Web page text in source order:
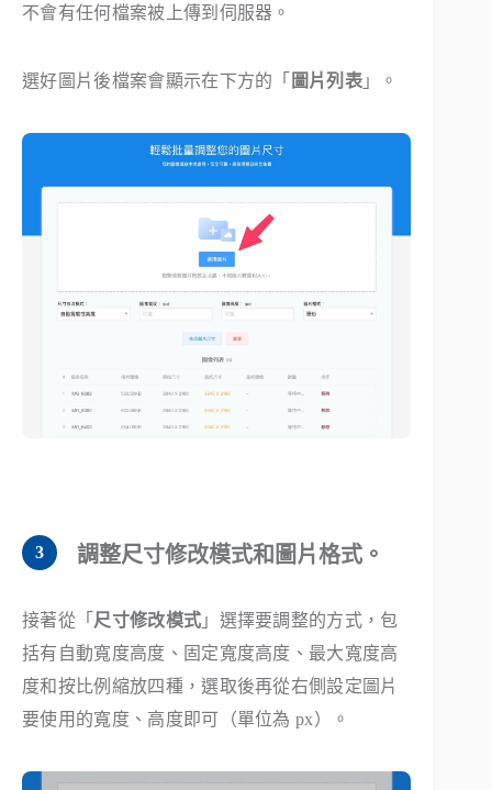
不會有任何檔案被上傳到伺服器。
選好圖片後檔案會顯示在下方的「 圖片列表 」。
調整尺寸修改模式和圖片格式。
接著從「 尺寸修改模式 」選擇要調整的方式，包
括有自動寬度高度、固定寬度高度、最大寬度高
度和按比例縮放四種，選取後再從右側設定圖片
要使用的寬度、高度即可（單位為 px）。